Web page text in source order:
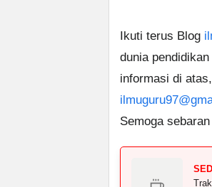
Ikuti terus Blog
dunia
informasi di
Semoga